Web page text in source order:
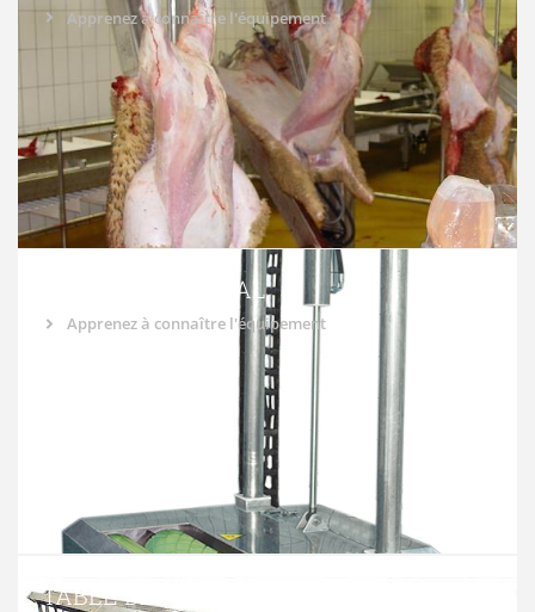
Apprenez à connaître l'équipement
ARRACHEUR FINAL
Apprenez à connaître l'équipement
TABLE DE PRÉDÉPOUILLE